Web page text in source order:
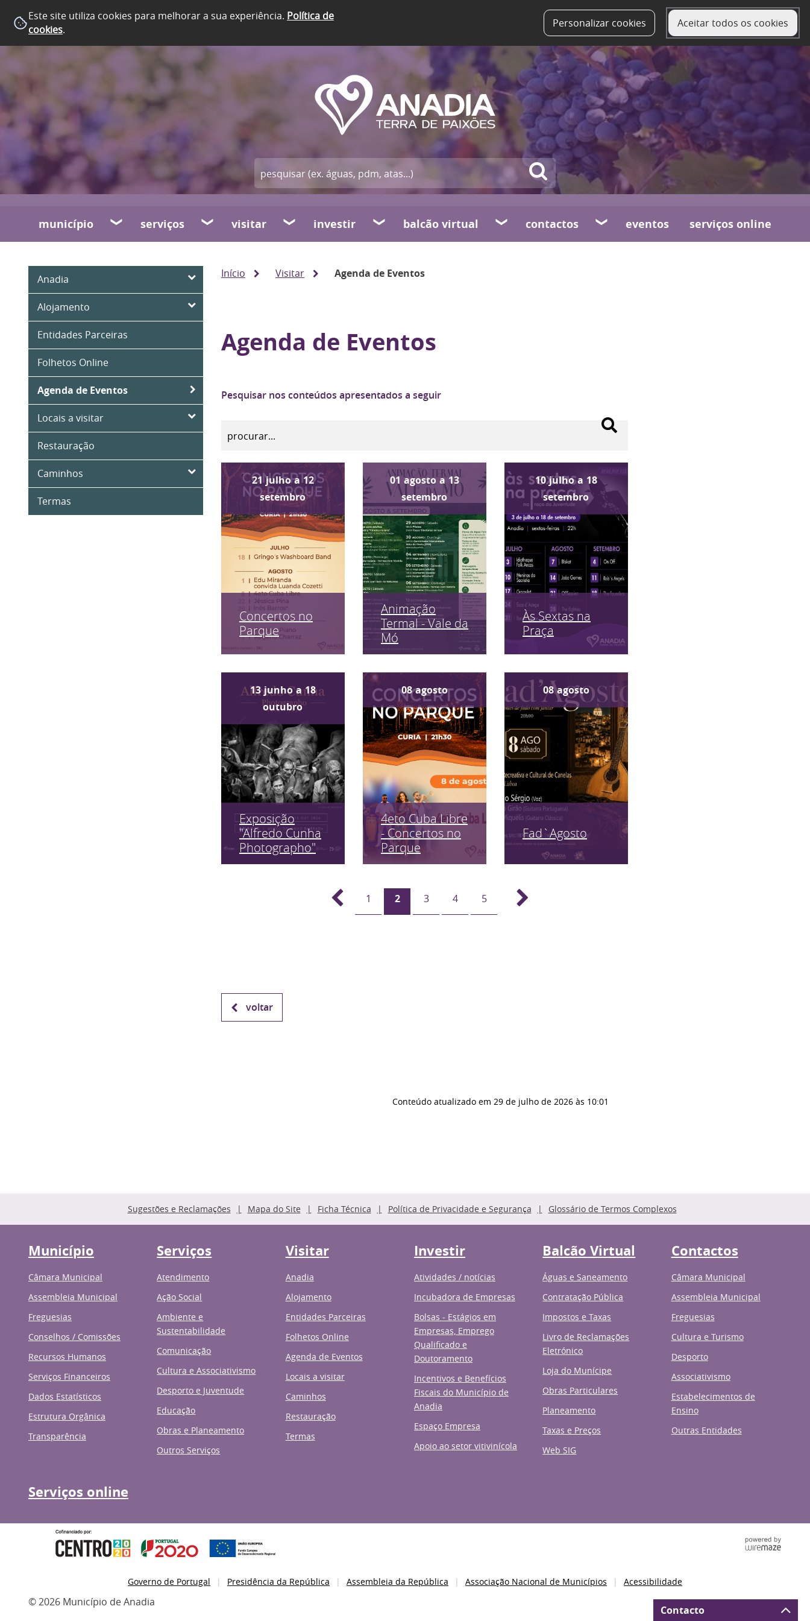
Este site utiliza cookies para melhorar a sua experiência. Política de
cookies. Personalizar cookies Aceitar todos os cookies
município serviços visitar investir balcão virtual contactos eventos serviços online
Anadia
Alojamento
Entidades Parceiras
Folhetos Online
Agenda de Eventos
Locais a visitar
Restauração
Caminhos
Termas
Início Visitar Agenda de Eventos
Agenda de Eventos
Pesquisar nos conteúdos apresentados a seguir
21 julho a 12
setembro
Concertos no
Parque
01 agosto a 13
setembro
Animação
Termal - Vale da
Mó
10 julho a 18
setembro
Às Sextas na
Praça
13 junho a 18
outubro
Exposição
"Alfredo Cunha
Photographo"
08 agosto
4eto Cuba Libre
- Concertos no
Parque
08 agosto
Fad`Agosto
1 2 3 4 5
voltar
Conteúdo atualizado em 29 de julho de 2026 às 10:01
Sugestões e Reclamações Mapa do Site Ficha Técnica Política de Privacidade e Segurança Glossário de Termos Complexos
Município
Câmara Municipal
Assembleia Municipal
Freguesias
Conselhos / Comissões
Recursos Humanos
Serviços Financeiros
Dados Estatísticos
Estrutura Orgânica
Transparência
Serviços
Atendimento
Ação Social
Ambiente e
Sustentabilidade
Comunicação
Cultura e Associativismo
Desporto e Juventude
Educação
Obras e Planeamento
Outros Serviços
Visitar
Anadia
Alojamento
Entidades Parceiras
Folhetos Online
Agenda de Eventos
Locais a visitar
Caminhos
Restauração
Termas
Investir
Atividades / notícias
Incubadora de Empresas
Bolsas - Estágios em
Empresas, Emprego
Qualificado e
Doutoramento
Incentivos e Benefícios
Fiscais do Município de
Anadia
Espaço Empresa
Apoio ao setor vitivinícola
Balcão Virtual
Águas e Saneamento
Contratação Pública
Impostos e Taxas
Livro de Reclamações
Eletrónico
Loja do Munícipe
Obras Particulares
Planeamento
Taxas e Preços
Web SIG
Contactos
Câmara Municipal
Assembleia Municipal
Freguesias
Cultura e Turismo
Desporto
Associativismo
Estabelecimentos de
Ensino
Outras Entidades
Serviços online
Governo de Portugal Presidência da República Assembleia da República Associação Nacional de Municípios Acessibilidade
© 2026 Município de Anadia
Contacto